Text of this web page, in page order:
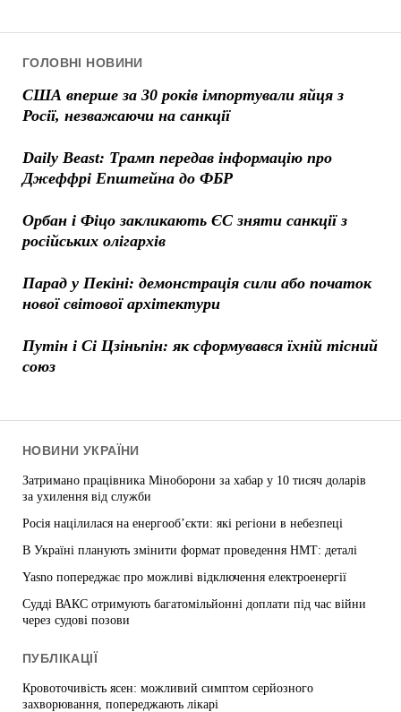
ГОЛОВНІ НОВИНИ
США вперше за 30 років імпортували яйця з
Росії, незважаючи на санкції
Daily Beast: Трамп передав інформацію про
Джеффрі Епштейна до ФБР
Орбан і Фіцо закликають ЄС зняти санкції з
російських олігархів
Парад у Пекіні: демонстрація сили або початок
нової світової архітектури
Путін і Сі Цзіньпін: як сформувався їхній тісний
союз
НОВИНИ УКРАЇНИ
Затримано працівника Міноборони за хабар у 10 тисяч доларів
за ухилення від служби
Росія націлилася на енергооб’єкти: які регіони в небезпеці
В Україні планують змінити формат проведення НМТ: деталі
Yasno попереджає про можливі відключення електроенергії
Судді ВАКС отримують багатомільйонні доплати під час війни
через судові позови
ПУБЛІКАЦІЇ
Кровоточивість ясен: можливий симптом серйозного
захворювання, попереджають лікарі